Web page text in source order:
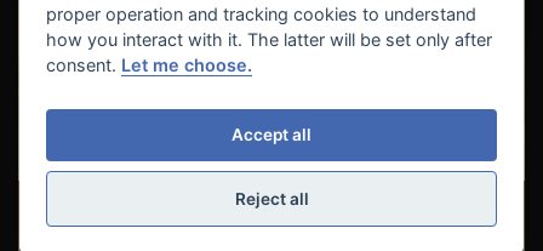
FISHING INVEST s.r.o. | partner
proper operation and tracking cookies to understand
how you interact with it. The latter will be set only after
consent. Let me choose.
Accept all
Reject all